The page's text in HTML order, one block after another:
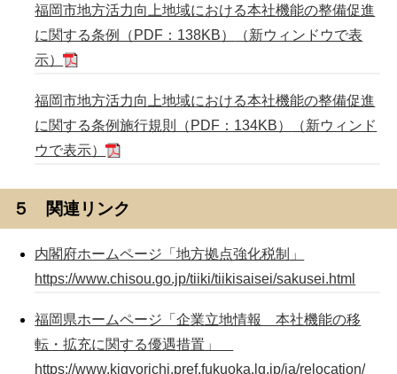
福岡市地方活力向上地域における本社機能の整備促進
に関する条例（PDF：138KB）
（新ウィンドウで表
示）
福岡市地方活力向上地域における本社機能の整備促進
に関する条例施行規則（PDF：134KB）
（新ウィンド
ウで表示）
５ 関連リンク
内閣府ホームページ「地方拠点強化税制」
https://www.chisou.go.jp/tiiki/tiikisaisei/sakusei.html
福岡県ホームページ「企業立地情報 本社機能の移
転・拡充に関する優遇措置」
https://www.kigyorichi.pref.fukuoka.lg.jp/ja/relocation/